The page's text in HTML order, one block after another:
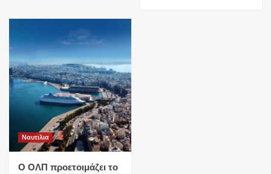
Ναυτιλια
O ΟΛΠ προετοιμάζει το